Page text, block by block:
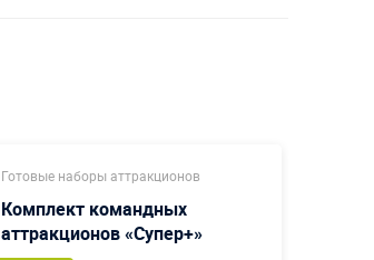
Готовые наборы аттракционов
Комплект командных
аттракционов «Супер+»